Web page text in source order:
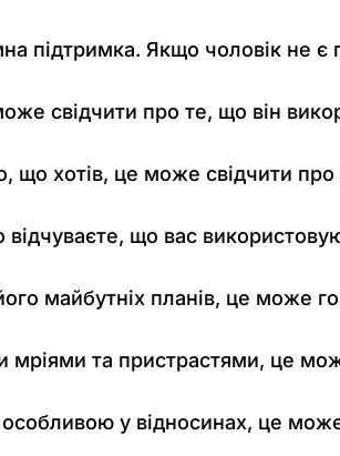
підтримка. Якщо чоловік не є
свідчити про те, що він
що хотів, це може свідчити про
відчуваєте, що вас
майбутніх планів, це може
мріями та пристрастями, це
у відносинах, це